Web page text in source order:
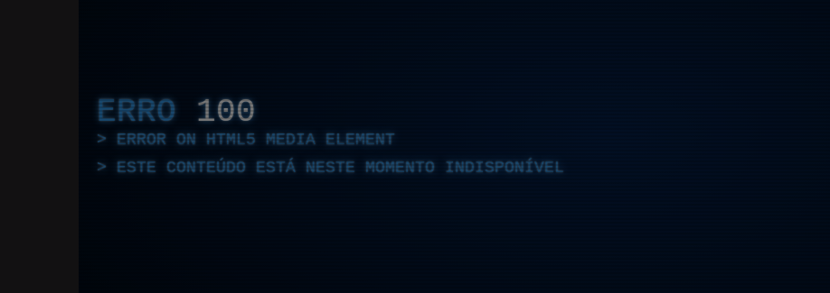
ERRO 100
ERROR ON HTML5 MEDIA ELEMENT
ESTE CONTEÚDO ESTÁ NESTE MOMENTO INDISPONÍVEL